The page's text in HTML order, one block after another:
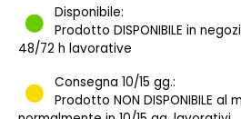
Disponibile:
Prodotto DISPONIBILE in
48/72 h lavorative
Consegna 10/15 gg.:
Prodotto NON DISPONIBILE